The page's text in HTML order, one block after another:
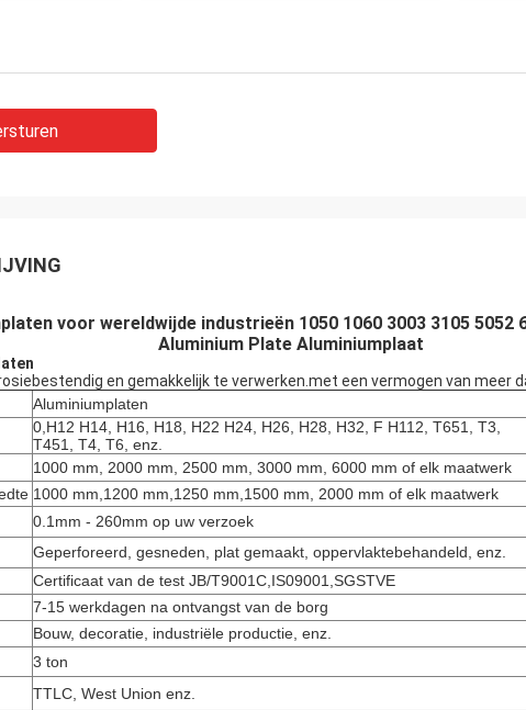
voor wereldwijde industrieën 1050 1060 3003 3105 5052
Aluminium Plate Aluminiumplaat
en gemakkelijk te verwerken.met een vermogen van meer
Aluminiumplaten
0,H12 H14, H16, H18, H22 H24, H26, H28, H32, F H112, T651, T3,
T451, T4, T6, enz.
1000 mm, 2000 mm, 2500 mm, 3000 mm, 6000 mm of elk maatwerk
1000 mm,1200 mm,1250 mm,1500 mm, 2000 mm of elk maatwerk
0.1mm - 260mm op uw verzoek
Geperforeerd, gesneden, plat gemaakt, oppervlaktebehandeld, enz.
Certificaat van de test JB/T9001C,IS09001,SGSTVE
7-15 werkdagen na ontvangst van de borg
Bouw, decoratie, industriële productie, enz.
3 ton
TTLC, West Union enz.